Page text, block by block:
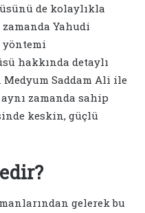
de kolaylıkla
Yahudi
hakkında detaylı
Saddam Ali ile
zamanda sahip
keskin, güçlü
gelerek bu